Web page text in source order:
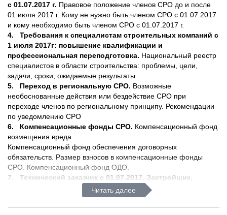
c 01.07.2017 г. Правовое положение членов СРО до и после
01 июля 2017 г. Кому не нужно быть членом СРО с 01.07.2017
и кому необходимо быть членом СРО с 01.07.2017 г.
4. Требования к специалистам строительных компаний с
1 июля 2017г: повышение квалификации и
профессиональная переподготовка. Национальный реестр
специалистов в области строительства: проблемы, цели,
задачи, сроки, ожидаемые результаты.
5. Переход в региональную СРО. Возможные
необоснованные действия или бездействие СРО при
переходе членов по региональному принципу. Рекомендации
по уведомлению СРО
6. Компенсационные фонды СРО. Компенсационный фонд
возмещения вреда.
Компенсационный фонд обеспечения договорных
обязательств. Размер взносов в компенсационные фонды
СРО. Компенсационный фонд ОДО.
7. Технический заказчик с 01.07.2017. Застройщик,
технический заказчик - определение ответственности.
8. Конкурентные способы определения подрядчиков.
Контроль участников конкурентных закупок со стороны
Читать далее